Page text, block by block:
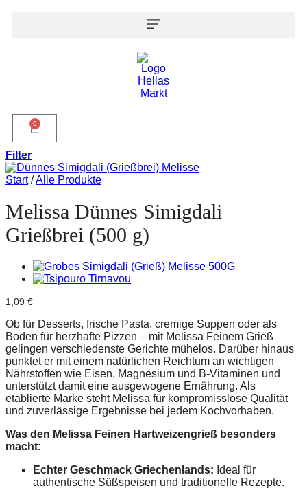
0
Filter
Start /Alle Produkte
Melissa Dünnes Simigdali
Grießbrei (500 g)
1,09 €
Ob für Desserts, frische Pasta, cremige Suppen oder als
Boden für herzhafte Pizzen – mit Melissa Feinem Grieß
gelingen verschiedenste Gerichte mühelos. Darüber hinaus
punktet er mit einem natürlichen Reichtum an wichtigen
Nährstoffen wie Eisen, Magnesium und B-Vitaminen und
unterstützt damit eine ausgewogene Ernährung. Als
etablierte Marke steht Melissa für kompromisslose Qualität
und zuverlässige Ergebnisse bei jedem Kochvorhaben.
Was den Melissa Feinen Hartweizengrieß besonders
macht:
Echter Geschmack Griechenlands: Ideal für
authentische Süßspeisen und traditionelle Rezepte.